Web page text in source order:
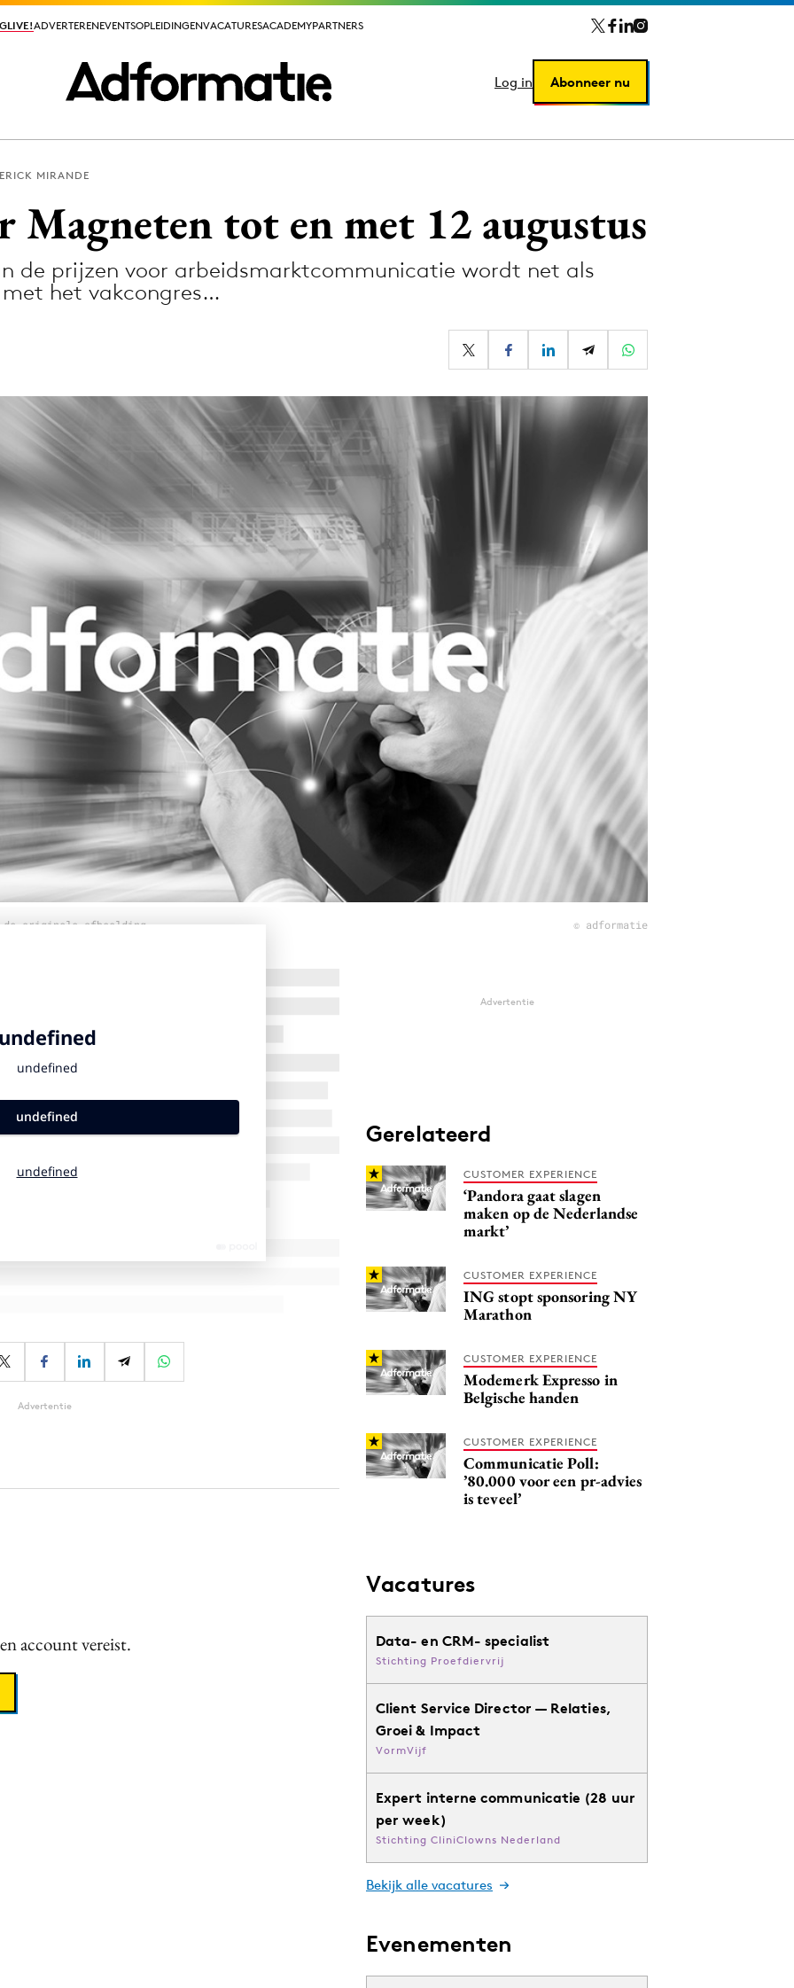
ADVERTERENEVENTSOPLEIDINGENVACATURESACADEMYPARTNERS
Log in Abonneer nu
ADVERTERENEVENTSOPLEIDINGENVACATURESACADEMYPARTNERS
Log in Abonneer nu
Programmatic
Purpose Marketing
Reputatie & crisis
MIRANDE
Magneten tot en met 12 augustus
de prijzen voor arbeidsmarktcommunicatie wordt net als
het vakcongres…
de originele afbeelding © adformatie
Advertentie
account vereist.
Advertentie
Gerelateerd
CUSTOMER EXPERIENCE
‘Pandora gaat slagen
maken op de Nederlandse
markt’
CUSTOMER EXPERIENCE
ING stopt sponsoring NY
Marathon
CUSTOMER EXPERIENCE
Modemerk Expresso in
Belgische handen
CUSTOMER EXPERIENCE
Communicatie Poll:
’80.000 voor een pr-advies
is teveel’
Vacatures
Data- en CRM- specialist
Stichting Proefdiervrij
Client Service Director — Relaties,
Groei & Impact
VormVijf
Expert interne communicatie (28 uur
per week)
Stichting CliniClowns Nederland
Bekijk alle vacatures
Evenementen